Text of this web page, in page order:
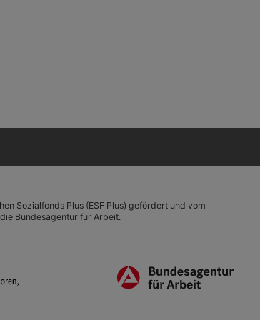
Sozialfonds Plus (ESF Plus) gefördert und vom
Bundesagentur für Arbeit.